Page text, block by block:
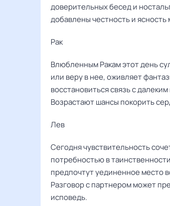
доверительных бесед и
добавлены честность и
Рак ‌‌
Влюбленным Ракам этот день
или веру в нее, оживляет
восстановиться связь с
Возрастают шансы покорить
Лев ‌‌
Сегодня чувствительность
потребностью в
предпочтут уединенное место
Разговор с партнером может
исповедь.